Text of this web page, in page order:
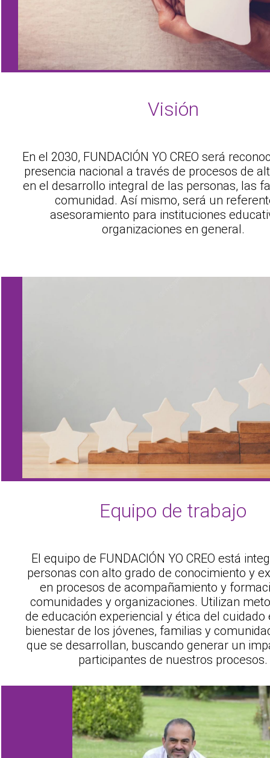
Visión
En el 2030, FUNDACIÓN YO CREO será
presencia nacional a través de procesos de
en el desarrollo integral de las personas, las
comunidad. Así mismo, será un
asesoramiento para instituciones
organizaciones en general.
Equipo de trabajo
El equipo de FUNDACIÓN YO CREO está
personas con alto grado de conocimiento y
en procesos de acompañamiento y
comunidades y organizaciones. Utilizan
de educación experiencial y ética del cuidado
bienestar de los jóvenes, familias y
que se desarrollan, buscando generar un
participantes de nuestros procesos.